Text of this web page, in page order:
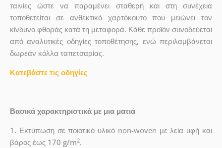
ταινίες ώστε να παραμένει σταθερή και στη συνέχεια
τοποθετείται σε ανθεκτικό χαρτόκουτο που μειώνει τον
κίνδυνο φθοράς κατά τη μεταφορά. Κάθε προϊόν συνοδεύεται
από αναλυτικές οδηγίες τοποθέτησης, ενώ περιλαμβάνεται
δωρεάν κόλλα ταπετσαρίας.
Κατεβάστε τις οδηγίες
Βασικά χαρακτηριστικά με μια ματιά
1. Εκτύπωση σε ποιοτικό υλικό non-woven με λεία υφή και
βάρος έως 170 g/m2.